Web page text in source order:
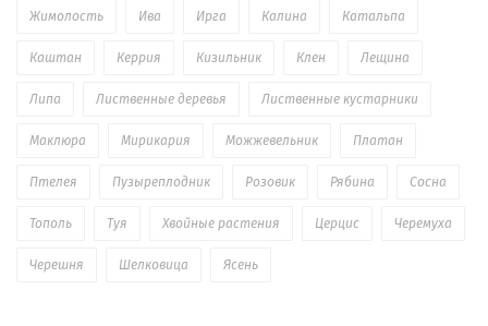
Жимолость Ива Ирга Калина Катальпа
Каштан Керрия Кизильник Клен Лещина
Липа Лиственные деревья Лиственные кустарники
Маклюра Мирикария Можжевельник Платан
Птелея Пузыреплодник Розовик Рябина Сосна
Тополь Туя Хвойные растения Церцис Черемуха
Черешня Шелковица Ясень